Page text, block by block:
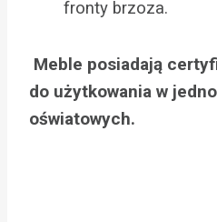
fronty brzoza.
Meble posiadają
do użytkowania w
oświatowych.